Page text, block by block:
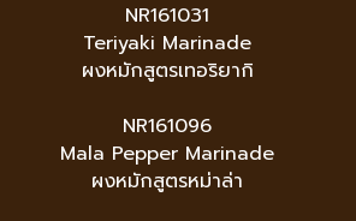
NR161031
Teriyaki Marinade
ผงหมักสูตรเทอริยากิ
NR161096
Mala Pepper Marinade
ผงหมักสูตรหม่าล่า